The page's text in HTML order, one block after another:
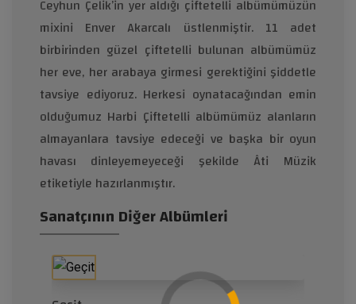
Ceyhun Çelik’in yer aldığı çiftetelli albümümüzün
mixini Enver Akarcalı üstlenmiştir. 11 adet
birbirinden güzel çiftetelli bulunan albümümüz
her eve, her arabaya girmesi gerektiğini şiddetle
tavsiye ediyoruz. Herkesi oynatacağından emin
olduğumuz Harbi Çiftetelli albümümüz alanların
almayanlara tavsiye edeceği ve başka bir oyun
havası dinleyemeyeceği şekilde Âti Müzik
etiketiyle hazırlanmıştır.
Sanatçının Diğer Albümleri